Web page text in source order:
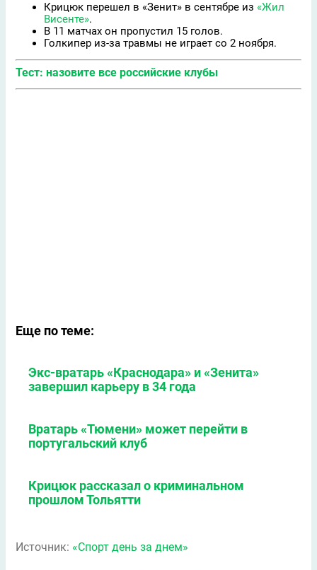
Крицюк перешел в «Зенит» в сентябре из «Жил
Висенте».
В 11 матчах он пропустил 15 голов.
Голкипер из-за травмы не играет со 2 ноября.
Тест: назовите все российские клубы
Еще по теме:
Экс-вратарь «Краснодара» и «Зенита»
завершил карьеру в 34 года
Вратарь «Тюмени» может перейти в
португальский клуб
Крицюк рассказал о криминальном
прошлом Тольятти
Источник: «Спорт день за днем»